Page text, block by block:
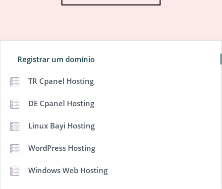
Registrar um domínio
TR Cpanel Hosting
DE Cpanel Hosting
Linux Bayi Hosting
WordPress Hosting
Windows Web Hosting